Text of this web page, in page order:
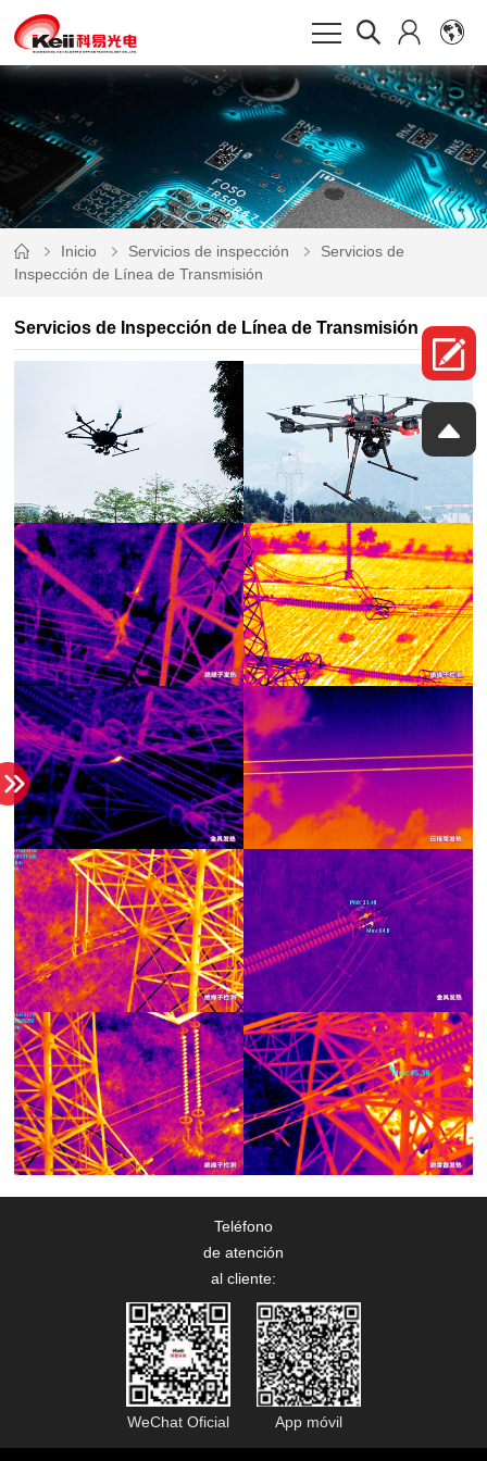
Inicio
Servicios de inspección
Inspección de Línea de Transmisión
Servicios de Inspección de Línea de Transmisión
Teléfono
de atención
al cliente:
WeChat Oficial App móvil